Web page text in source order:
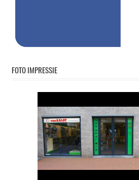
FOTO IMPRESSIE